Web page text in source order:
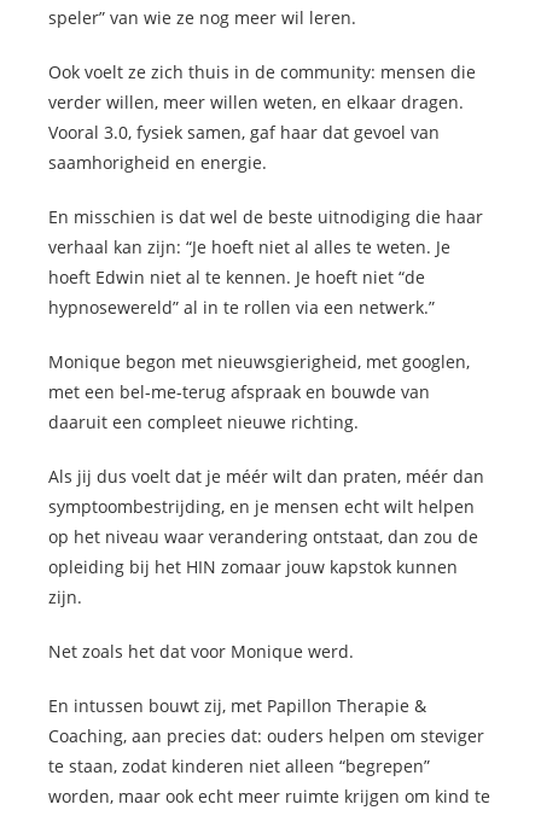
speler” van wie ze nog meer wil leren.
Ook voelt ze zich thuis in de community: mensen die
verder willen, meer willen weten, en elkaar dragen.
Vooral 3.0, fysiek samen, gaf haar dat gevoel van
saamhorigheid en energie.
En misschien is dat wel de beste uitnodiging die haar
verhaal kan zijn: “Je hoeft niet al alles te weten. Je
hoeft Edwin niet al te kennen. Je hoeft niet “de
hypnosewereld” al in te rollen via een netwerk.”
Monique begon met nieuwsgierigheid, met googlen,
met een bel-me-terug afspraak en bouwde van
daaruit een compleet nieuwe richting.
Als jij dus voelt dat je méér wilt dan praten, méér dan
symptoombestrijding, en je mensen echt wilt helpen
op het niveau waar verandering ontstaat, dan zou de
opleiding bij het HIN zomaar jouw kapstok kunnen
zijn.
Net zoals het dat voor Monique werd.
En intussen bouwt zij, met Papillon Therapie &
Coaching, aan precies dat: ouders helpen om steviger
te staan, zodat kinderen niet alleen “begrepen”
worden, maar ook echt meer ruimte krijgen om kind te